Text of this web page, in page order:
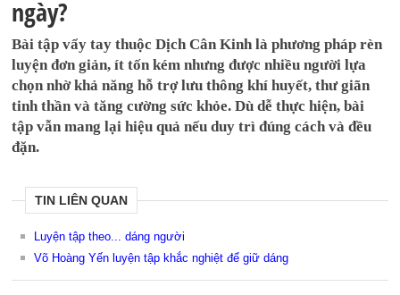
ngày?
Bài tập vẩy tay thuộc Dịch Cân Kinh là phương pháp rèn
luyện đơn giản, ít tốn kém nhưng được nhiều người lựa
chọn nhờ khả năng hỗ trợ lưu thông khí huyết, thư giãn
tinh thần và tăng cường sức khỏe. Dù dễ thực hiện, bài
tập vẫn mang lại hiệu quả nếu duy trì đúng cách và đều
đặn.
TIN LIÊN QUAN
Luyện tập theo... dáng người
Võ Hoàng Yến luyện tập khắc nghiệt để giữ dáng